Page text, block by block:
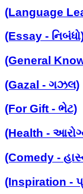
(Language
(Essay -
(General
(Gazal - ગઝલ)
(For Gift - ભેટ)
(Health -
(Comedy -
(Inspiration -